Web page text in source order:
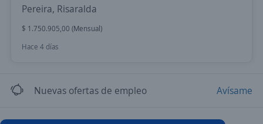
Pereira, Risaralda
$ 1.750.905,00 (Mensual)
Hace 4 días
Nuevas ofertas de empleo Avísame